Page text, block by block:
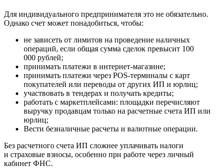
Для индивидуального предпринимателя это не обязательно.
Однако счет может понадобиться, чтобы:
не зависеть от лимитов на проведение наличных
операций, если общая сумма сделок превысит 100
000 рублей;
принимать платежи в интернет-магазине;
принимать платежи через POS‑терминалы с карт
покупателей или переводы от других ИП и юрлиц;
участвовать в тендерах и получать кредиты;
работать с маркетплейсами: площадки перечисляют
выручку продавцам только на расчетные счета ИП или
юрлиц;
Вести безналичные расчеты и валютные операции.
Без расчетного счета ИП сложнее уплачивать налоги
и страховые взносы, особенно при работе через личный
кабинет ФНС.